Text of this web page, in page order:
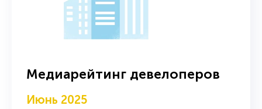
Медиарейтинг девелоперов
Июнь 2025